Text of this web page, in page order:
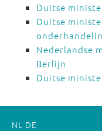
Duitse
Duitse
Nederlandse
Berlijn
Duitse
NL DE